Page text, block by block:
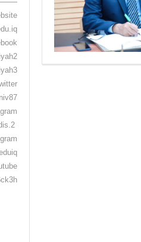
‏Website:
‏https://qu.edu.iq/
‏https://facebook.com/qadisiyah2
‏https://facebook.com/qadisiyah3
‏Twitter:
‏https://twitter.com/qu_univ87
‏ https://www.instagram.com/qdis.2
‏https://t.me/queduiq
‏youtube:
‏https://youtube.com/@user-lx8qe6ck3h